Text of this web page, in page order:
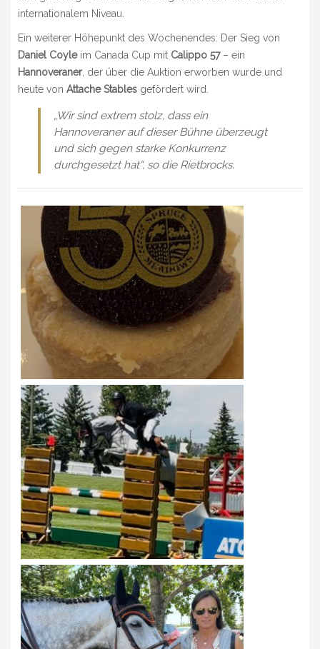
internationalem Niveau.
Ein weiterer Höhepunkt des Wochenendes: Der Sieg von
Daniel Coyleim Canada Cup mit Calippo 57– ein
Hannoveraner, der über die Auktion erworben wurde und
heute von Attache Stables gefördert wird.
„Wir sind extrem stolz, dass ein
Hannoveraner auf dieser Bühne überzeugt
und sich gegen starke Konkurrenz
durchgesetzt hat“, so die Rietbrocks.